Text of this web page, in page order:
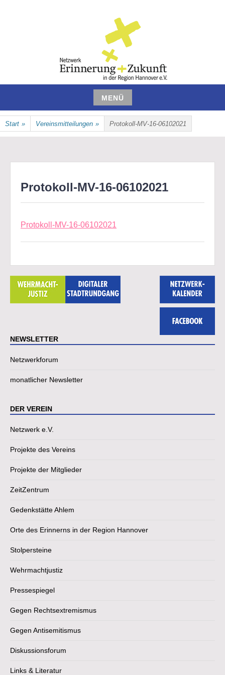
NETZWERK ERINNERUNG UND
ZUKUNFT IN DER REGION
HANNOVER E.V.
MENÜ
Zum
Inhalt
springen
Start » Vereinsmitteilungen » Protokoll-MV-16-06102021
Protokoll-MV-16-06102021
Protokoll-MV-16-06102021
NEWSLETTER
Netzwerkforum
monatlicher Newsletter
DER VEREIN
Netzwerk e.V.
Projekte des Vereins
Projekte der Mitglieder
ZeitZentrum
Gedenkstätte Ahlem
Orte des Erinnerns in der Region Hannover
Stolpersteine
Wehrmachtjustiz
Pressespiegel
Gegen Rechtsextremismus
Gegen Antisemitismus
Diskussionsforum
Links & Literatur